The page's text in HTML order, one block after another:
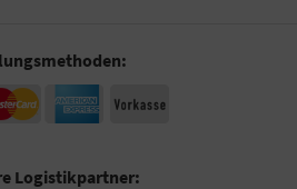
Logistikpartner: